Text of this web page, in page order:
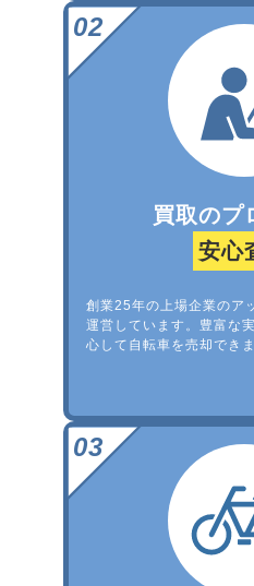
買取のプ
安心
創業25年の上場企業のア
運営しています。豊富な
心して自転車を売却できま